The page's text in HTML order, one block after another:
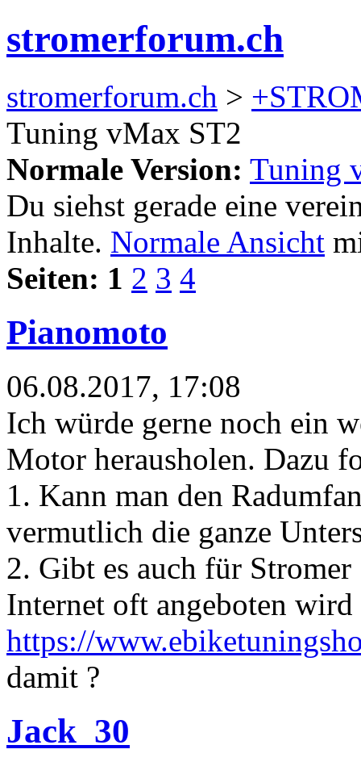
stromerforum.ch
stromerforum.ch >
Tuning vMax ST2
Normale Version: Tuning
Du siehst gerade eine
Inhalte. Normale Ansicht
Seiten: 1 2 3 4
Pianomoto
06.08.2017, 17:08
Ich würde gerne noch ein
Motor herausholen. Dazu
1. Kann man den
vermutlich die ganze
2. Gibt es auch für
Internet oft angeboten wird
https://
damit ?
Jack_30